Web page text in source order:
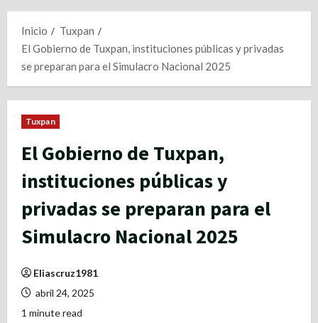
Inicio
Tuxpan
El Gobierno de Tuxpan, instituciones públicas y privadas
se preparan para el Simulacro Nacional 2025
Tuxpan
El Gobierno de Tuxpan,
instituciones públicas y
privadas se preparan para el
Simulacro Nacional 2025
Eliascruz1981
abril 24, 2025
1 minute read